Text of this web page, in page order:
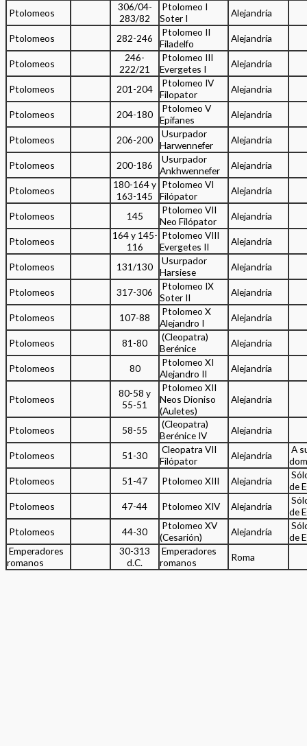
Ptolomeos
306/04-
283/82
Ptolomeo I
Soter I
Alejandría
Ptolomeos 282-246
Ptolomeo II
Filadelfo
Alejandría
Ptolomeos
246-
222/21
Ptolomeo III
Evergetes I
Alejandría
Ptolomeos 201-204
Ptolomeo IV
Filopator
Alejandría
Ptolomeos 204-180
Ptolomeo V
Epifanes
Alejandría
Ptolomeos 206-200
Usurpador
Harwennefer
Alejandría
Ptolomeos 200-186
Usurpador
Ankhwennefer
Alejandría
Ptolomeos
180-164 y
163-145
Ptolomeo VI
Filópator
Alejandría
Ptolomeos 145
Ptolomeo VII
Neo Filópator
Alejandría
Ptolomeos
164 y 145-
116
Ptolomeo VIII
Evergetes II
Alejandría
Ptolomeos 131/130
Usurpador
Harsiese
Alejandría
Ptolomeos 317-306
Ptolomeo IX
Soter II
Alejandría
Ptolomeos 107-88
Ptolomeo X
Alejandro I
Alejandría
Ptolomeos 81-80
(Cleopatra)
Berénice
Alejandría
Ptolomeos 80
Ptolomeo XI
Alejandro II
Alejandría
Ptolomeos
80-58 y
55-51
Ptolomeo XII
Neos Dioniso
(Auletes)
Alejandría
Ptolomeos 58-55
(Cleopatra)
Berénice IV
Alejandría
Ptolomeos 51-30
Cleopatra VII
Filópator
Alejandría
A
Ptolomeos
51-47 Ptolomeo XIII Alejandría
de
Ptolomeos
47-44 Ptolomeo XIV Alejandría
de
Ptolomeos
44-30
Ptolomeo XV
(Cesarión)
Alejandría
de
Emperadores
romanos
30-313
d.C.
Emperadores
romanos
Roma